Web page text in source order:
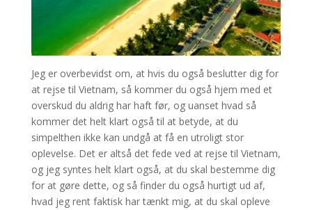
Jeg er overbevidst om, at hvis du også beslutter dig for
at rejse til Vietnam, så kommer du også hjem med et
overskud du aldrig har haft før, og uanset hvad så
kommer det helt klart også til at betyde, at du
simpelthen ikke kan undgå at få en utroligt stor
oplevelse. Det er altså det fede ved at rejse til Vietnam,
og jeg syntes helt klart også, at du skal bestemme dig
for at gøre dette, og så finder du også hurtigt ud af,
hvad jeg rent faktisk har tænkt mig, at du skal opleve